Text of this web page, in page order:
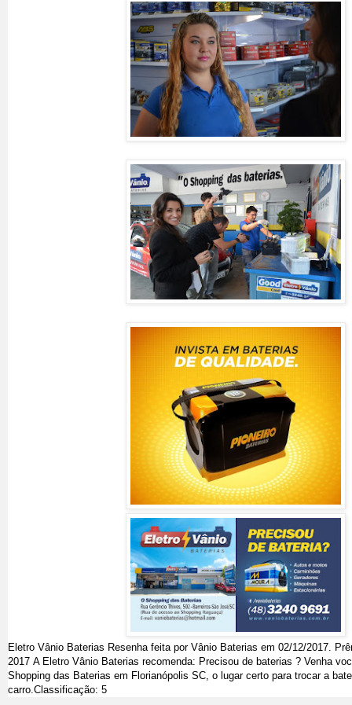
Eletro Vânio Baterias Resenha feita por Vânio Baterias em 02/12/2017
2017 A Eletro Vânio Baterias recomenda: Precisou de baterias ? Venha
Shopping das Baterias em Florianópolis SC, o lugar certo para trocar a
carro. Classificação: 5